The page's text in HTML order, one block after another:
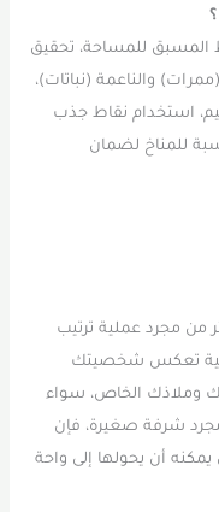
للمساحة، تحقيق
والناعمة (نباتات)،
نقاط جذب
للمناخ لضمان
عملية ترتيب
تعكس شخصيتك
الخاص، سواء
صغيرة، فإن
أن يحولها إلى واحة